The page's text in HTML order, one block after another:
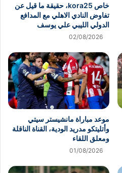
خاص kora25، حقيقة ما قيل عن
تفاوض النادي الاهلي مع المدافع
الدولي الليبي علي يوسف
02/08/2026
موعد مباراة مانشيستر سيتي
وأتليتكو مدريد الودية، القناة الناقلة
ومعلق اللقاء
01/08/2026